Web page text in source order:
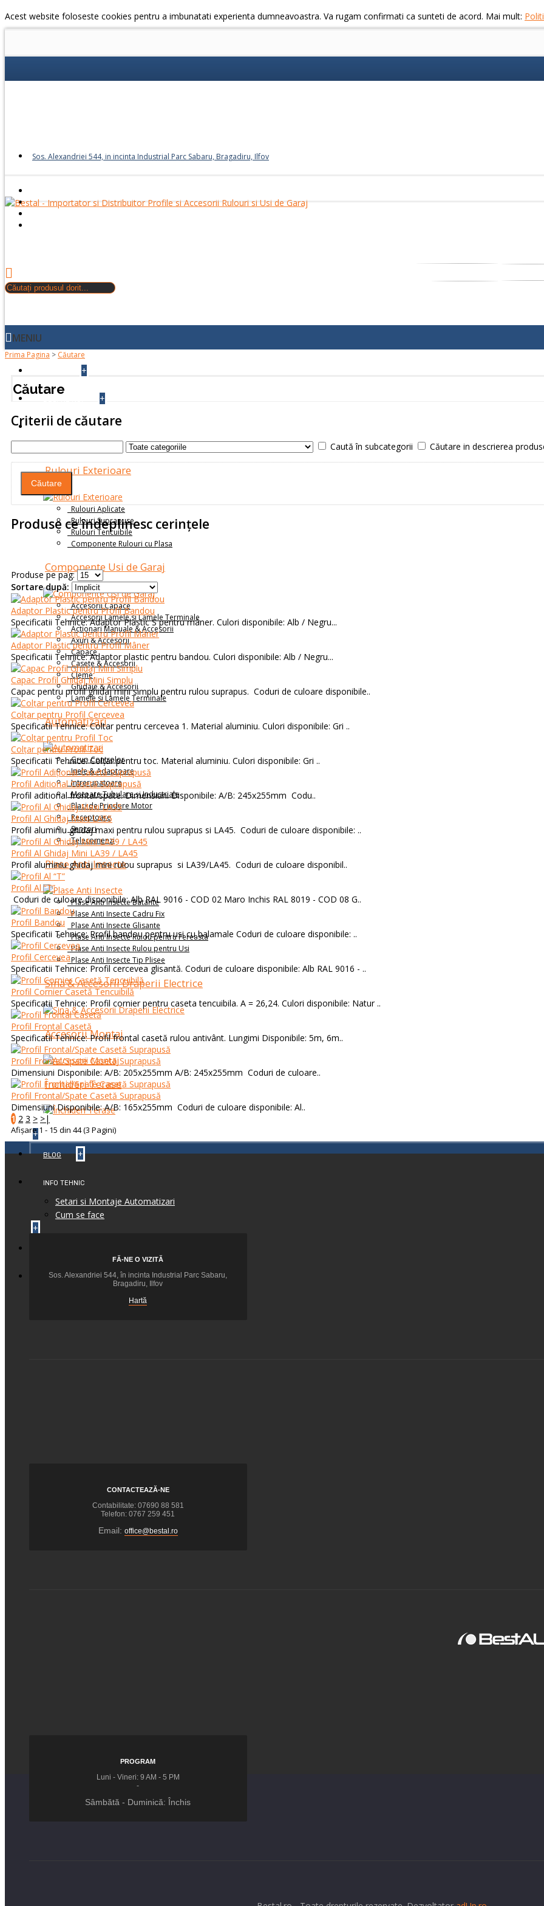
Acest website foloseste cookies pentru a imbunatati experienta dumneavoastra. Va rugam confirmati ca sunteti de acord. Mai mult:
Sos. Alexandriei 544, in incinta Industrial Parc Sabaru, Bragadiru, Ilfov
MENIU
+
+
PRODUSE
Rulouri Exterioare
Rulouri Aplicate
Rulouri Suprapuse
Rulouri Tencuibile
Componente Rulouri cu Plasa
Componente Usi de Garaj
Accesorii Capace
Accesorii Lamele si Lamele Terminale
Actionari Manuale & Accesorii
Axuri & Accesorii
Capace
Casete & Accesorii
Cleme
Ghidaje & Accesorii
Lamele si Lamele Terminale
Automatizari
Grup Controlor
Inele & Adaptoare
Intrerupatoare
Motoare Tubulare și Industriale
Placi de Prindere Motor
Receptoare
Senzori
Telecomenzi
Plase Anti Insecte
Plase Anti Insecte Batante
Plase Anti Insecte Cadru Fix
Plase Anti Insecte Glisante
Plase Anti Insecte Rulou pentru Fereasta
Plase Anti Insecte Rulou pentru Usi
Plase Anti Insecte Tip Plisee
Sina & Accesorii Draperii Electrice
Accesorii Montaj
Închideri Terase
+
BLOG +
INFO TEHNIC
Setari si Montaje Automatizari
Cum se face
+
FEEDBACK +
Prima Pagina > Căutare
Căutare
Criterii de căutare
Caută în subcategorii Căutare in descrierea
Produse ce îndeplinesc cerinţele
Produse pe pag:
Sortare după:
Adaptor Plastic pentru Profil Bandou
Specificatii Tehnice: Adaptor Plastic S pentru mâner. Culori disponibile: Alb / Negru...
Adaptor Plastic pentru Profil Mâner
Specificatii Tehnice: Adaptor plastic pentru bandou. Culori disponibile: Alb / Negru...
Capac Profil Ghidaj Mini Simplu
Capac pentru profil ghidaj mini simplu pentru rulou suprapus. Coduri de culoare disponibile..
Colțar pentru Profil Cercevea
Specificatii Tehnice: Coltar pentru cercevea 1. Material aluminiu. Culori disponibile: Gri ..
Colțar pentru Profil Toc
Specificatii Tehnice: Colțar pentru toc. Material aluminiu. Culori disponibile: Gri ..
Profil Adițional Casetă Suprapusă
Profil aditional frontal/spate. Dimensiuni Disponibile: A/B: 245x255mm Codu..
Profil Al Ghidaj Maxi LA55
Profil aluminiu ghidaj maxi pentru rulou suprapus si LA45. Coduri de culoare disponibile: ..
Profil Al Ghidaj Mini LA39 / LA45
Profil aluminiu ghidaj mini rulou suprapus si LA39/LA45. Coduri de culoare disponibil..
Profil Al “T”
Coduri de culoare disponibile: Alb RAL 9016 - COD 02 Maro Inchis RAL 8019 - COD 08 G..
Profil Bandou
Specificatii Tehnice: Profil bandou pentru usi cu balamale Coduri de culoare disponibile: ..
Profil Cercevea
Specificatii Tehnice: Profil cercevea glisantă. Coduri de culoare disponibile: Alb RAL 9016 - ..
Profil Cornier Casetă Tencuibilă
Specificatii Tehnice: Profil cornier pentru caseta tencuibila. A = 26,24. Culori disponibile: Natur ..
Profil Frontal Casetă
Specificatii Tehnice: Profil frontal casetă rulou antivânt. Lungimi Disponibile: 5m, 6m..
Profil Frontal/Spate Casetă Suprapusă
Dimensiuni Disponibile: A/B: 205x255mm A/B: 245x255mm Coduri de culoare..
Profil Frontal/Spate Casetă Suprapusă
Dimensiuni Disponibile: A/B: 165x255mm Coduri de culoare disponibile: Al..
1 2 3 > >|
Afişare 1 - 15 din 44 (3 Pagini)
FĂ-NE O VIZITĂ
Sos. Alexandriei 544, în incinta Industrial Parc Sabaru,
Bragadiru, Ilfov
Hartă
CONTACTEAZĂ-NE
Contabilitate: 07690 88 581
Telefon: 0767 259 451
Email: office@bestal.ro
PROGRAM
Luni - Vineri: 9 AM - 5 PM
-
Sâmbătă - Duminică: Închis